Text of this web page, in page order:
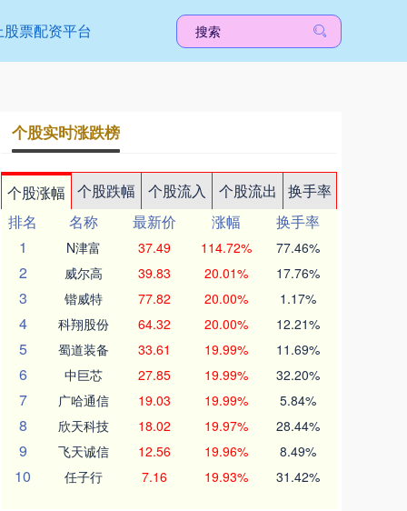
票配资平台
个股实时涨跌榜
个股涨幅 个股跌幅 个股流入 个股流出
换手率
排名
名称 最新价 涨幅
换手率
1
N津富 37.49 114.72% 77.46%
2 威尔高 39.83 20.01% 17.76%
3 锴威特 77.82 20.00% 1.17%
4 科翔股份 64.32 20.00% 12.21%
5 蜀道装备 33.61 19.99% 11.69%
6 中巨芯 27.85 19.99% 32.20%
7 广哈通信 19.03 19.99% 5.84%
8 欣天科技 18.02 19.97% 28.44%
9 飞天诚信 12.56 19.96% 8.49%
10 任子行 7.16 19.93% 31.42%